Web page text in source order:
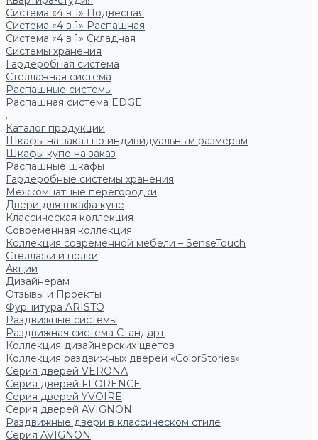
Система «4 в 1» Подвесная
Система «4 в 1» Распашная
Система «4 в 1» Складная
Системы хранения
Гардеробная система
Стеллажная система
Распашные системы
Распашная система EDGE
...
Каталог продукции
Шкафы на заказ по индивидуальным размерам
Шкафы купе на заказ
Распашные шкафы
Гардеробные системы хранения
Межкомнатные перегородки
Двери для шкафа купе
Классическая коллекция
Современная коллекция
Коллекция современной мебели – SenseTouch
Стеллажи и полки
Акции
Дизайнерам
Отзывы и Проекты
Фурнитура ARISTO
Раздвижные системы
Раздвижная система Стандарт
Коллекция дизайнерских цветов
Коллекция раздвижных дверей «ColorStories»
Серия дверей VERONA
Серия дверей FLORENCE
Серия дверей YVOIRE
Серия дверей AVIGNON
Раздвижные двери в классическом стиле
Серия AVIGNON